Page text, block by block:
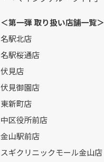
＜第一弾 取り扱い店舗一覧＞
名駅北店
名駅桜通店
伏見店
伏見御園店
東新町店
中区役所前店
金山駅前店
スギクリニックモール金山店